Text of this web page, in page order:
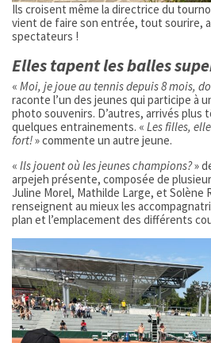
Ils croisent même la directrice du
vient de faire son entrée, tout sourire,
spectateurs !
Elles tapent les balles
« Moi, je joue au tennis depuis 8 mois,
raconte l’un des jeunes qui participe à
photo souvenirs. D’autres, arrivés plus
quelques entrainements. « Les filles,
fort!» commente un autre jeune.
« Ils jouent où les jeunes champions?»
arpejeh présente, composée de
Juline Morel, Mathilde Large, et Solène
renseignent au mieux les
plan et l’emplacement des différents